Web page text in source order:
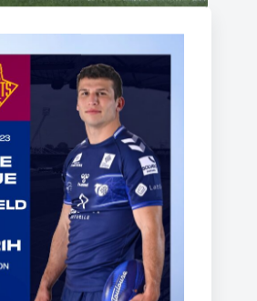
le Toulouse Olympique